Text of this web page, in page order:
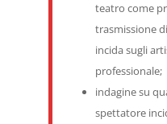
teatro come
trasmissione
incida sugli
professionale;
indagine su
spettatore